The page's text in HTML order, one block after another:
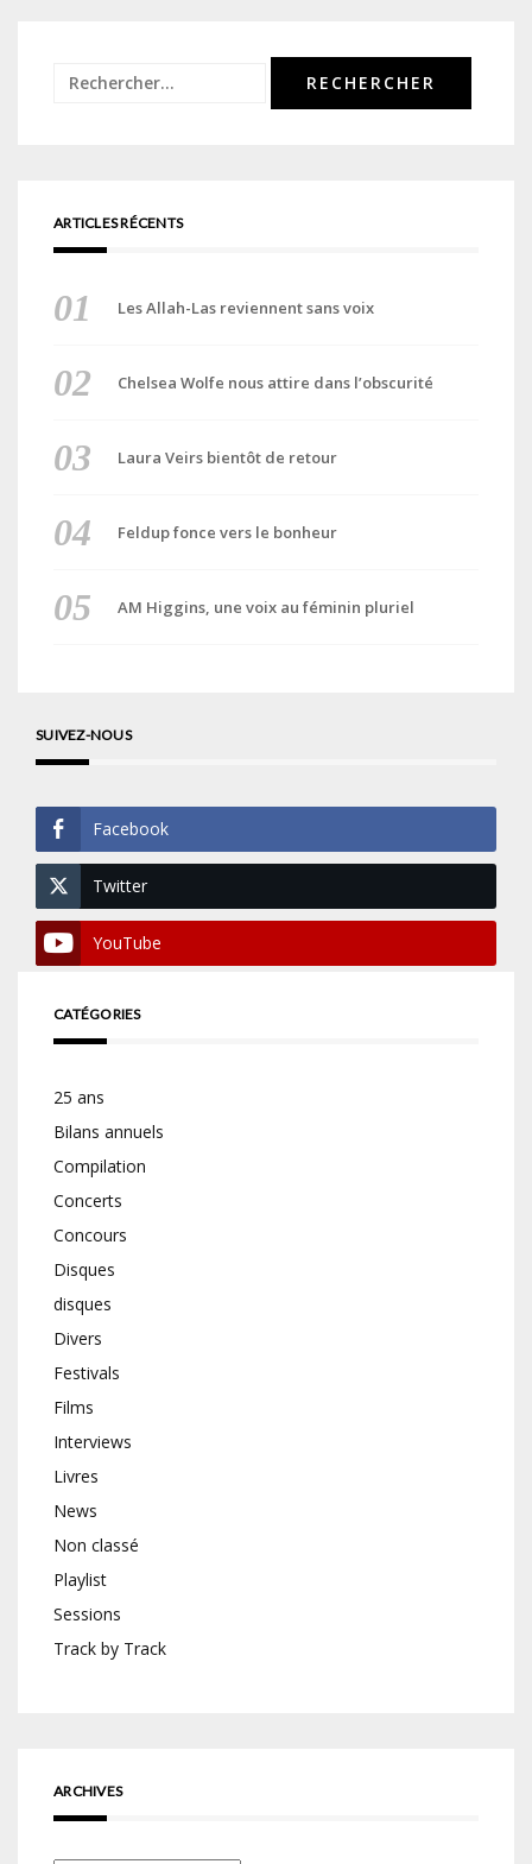
Rechercher :
ARTICLES RÉCENTS
Les Allah-Las reviennent sans voix
Chelsea Wolfe nous attire dans l’obscurité
Laura Veirs bientôt de retour
Feldup fonce vers le bonheur
AM Higgins, une voix au féminin pluriel
SUIVEZ-NOUS
Facebook
Twitter
YouTube
CATÉGORIES
25 ans
Bilans annuels
Compilation
Concerts
Concours
Disques
disques
Divers
Festivals
Films
Interviews
Livres
News
Non classé
Playlist
Sessions
Track by Track
ARCHIVES